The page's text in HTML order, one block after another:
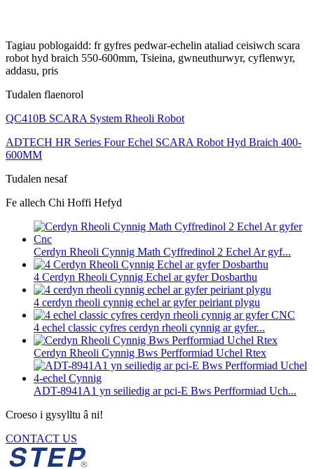
Tagiau poblogaidd: fr gyfres pedwar-echelin ataliad ceisiwch scara
robot hyd braich 550-600mm, Tsieina, gwneuthurwyr, cyflenwyr,
addasu, pris
Tudalen flaenorol
QC410B SCARA System Rheoli Robot
ADTECH HR Series Four Echel SCARA Robot Hyd Braich 400-
600MM
Tudalen nesaf
Fe allech Chi Hoffi Hefyd
Cerdyn Rheoli Cynnig Math Cyffredinol 2 Echel Ar gyf...
4 Cerdyn Rheoli Cynnig Echel ar gyfer Dosbarthu
4 cerdyn rheoli cynnig echel ar gyfer peiriant plygu
4 echel classic cyfres cerdyn rheoli cynnig ar gyfer...
Cerdyn Rheoli Cynnig Bws Perfformiad Uchel Rtex
ADT-8941A1 yn seiliedig ar pci-E Bws Perfformiad Uch...
Croeso i gysylltu â ni!
CONTACT US